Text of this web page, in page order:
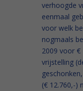
verhoogde
eenmaal
voor welk
nogmaals
2009 voor €
vrijstelling
(€ 12.760,-)